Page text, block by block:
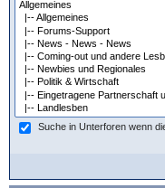
Suche in Unterforen wenn